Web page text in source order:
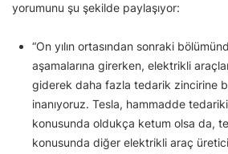
yorumunu şu şekilde paylaşıyor:
“On yılın ortasından sonraki
aşamalarına girerken, elektrikli
giderek daha fazla tedarik zincirine
inanıyoruz. Tesla, hammadde
konusunda oldukça ketum olsa da,
konusunda diğer elektrikli araç